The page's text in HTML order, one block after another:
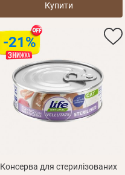
Купити
-21%
Консерва для стерилізованих